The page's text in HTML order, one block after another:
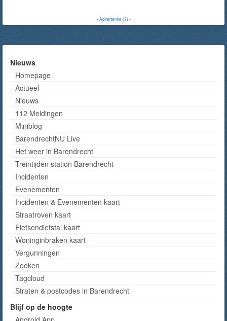
-Advertentie (?)-
Nieuws
Homepage
Actueel
Nieuws
112 Meldingen
Miniblog
BarendrechtNU Live
Het weer in Barendrecht
Treintijden station Barendrecht
Incidenten
Evenementen
Incidenten & Evenementen kaart
Straatroven kaart
Fietsendiefstal kaart
Woninginbraken kaart
Vergunningen
Zoeken
Tagcloud
Straten & postcodes in Barendrecht
Blijf op de hoogte